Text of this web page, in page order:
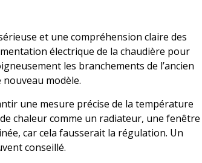
et une compréhension claire des
électrique de la chaudière pour
les branchements de l’ancien
modèle.
une mesure précise de la température
chaleur comme un radiateur, une fenêtre
car cela fausserait la régulation. Un
conseillé.